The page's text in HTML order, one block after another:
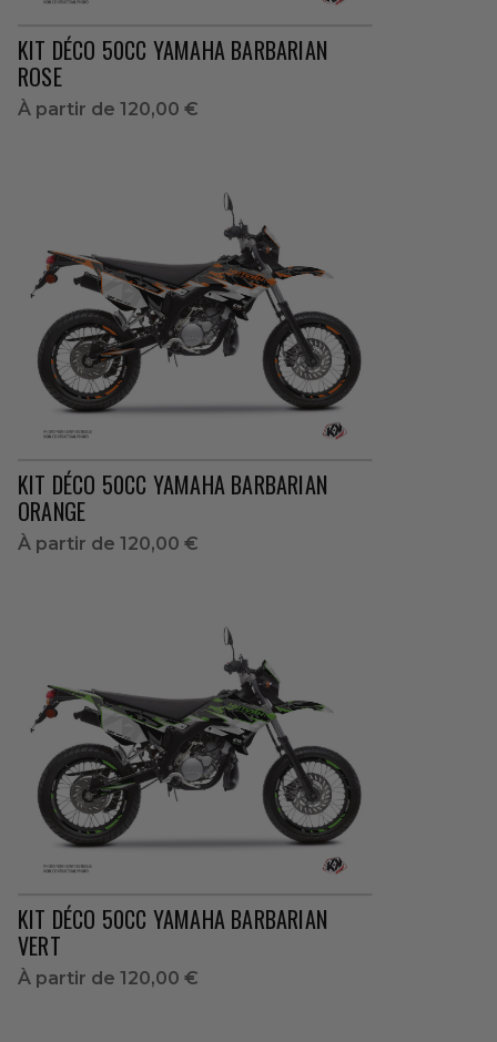
KIT DÉCO 50CC YAMAHA BARBARIAN
ROSE
À partir de 120,00 €
KIT DÉCO 50CC YAMAHA BARBARIAN
ORANGE
À partir de 120,00 €
KIT DÉCO 50CC YAMAHA BARBARIAN
VERT
À partir de 120,00 €